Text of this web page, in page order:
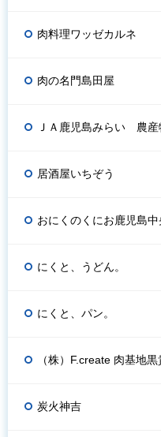
肉料理ワッゼカルネ
肉の名門島田屋
ＪＡ鹿児島みらい 農産
居酒屋いちぞう
おにくのくにお鹿児島
にくと、うどん。
にくと、パン。
（株）F.create 肉基地黒
炭火神吉